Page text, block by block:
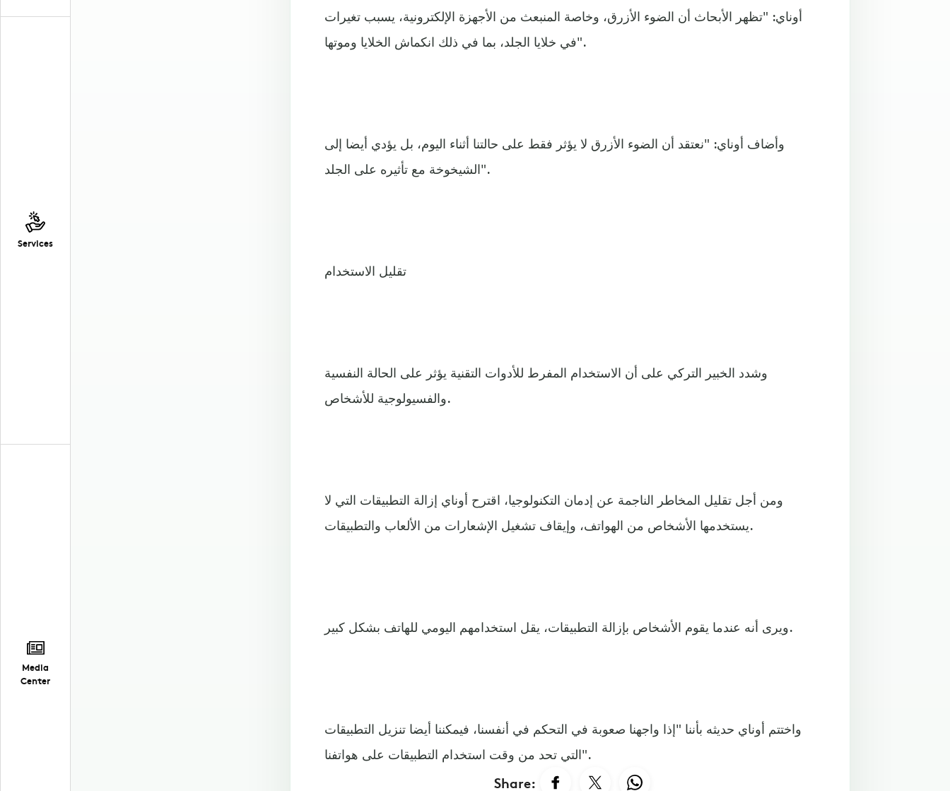
Services
Media
Center
أوناي: "تظهر الأبحاث أن الضوء الأزرق، وخاصة المنبعث من الأجهزة الإلكترونية، يسبب تغيرات
في خلايا الجلد، بما في ذلك انكماش الخلايا وموتها".
وأضاف أوناي: "نعتقد أن الضوء الأزرق لا يؤثر فقط على حالتنا أثناء اليوم، بل يؤدي أيضا إلى
الشيخوخة مع تأثيره على الجلد".
تقليل الاستخدام
وشدد الخبير التركي على أن الاستخدام المفرط للأدوات التقنية يؤثر على الحالة النفسية
والفسيولوجية للأشخاص.
ومن أجل تقليل المخاطر الناجمة عن إدمان التكنولوجيا، اقترح أوناي إزالة التطبيقات التي لا
يستخدمها الأشخاص من الهواتف، وإيقاف تشغيل الإشعارات من الألعاب والتطبيقات.
ويرى أنه عندما يقوم الأشخاص بإزالة التطبيقات، يقل استخدامهم اليومي للهاتف بشكل كبير.
واختتم أوناي حديثه بأننا "إذا واجهنا صعوبة في التحكم في أنفسنا، فيمكننا أيضا تنزيل التطبيقات
التي تحد من وقت استخدام التطبيقات على هواتفنا".
Share: